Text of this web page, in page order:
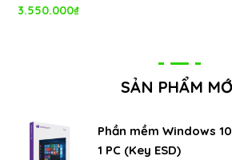
3.550.000₫
SẢN PHẨM
Phần mềm Windows
1 PC (Key ESD)